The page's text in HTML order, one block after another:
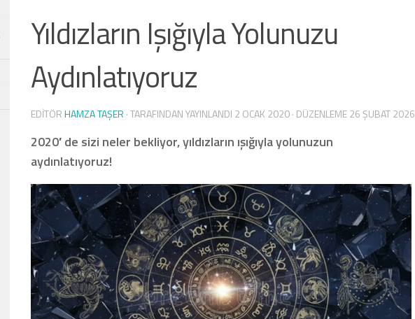
Yıldızların Işığıyla Yolunuzu
Aydınlatıyoruz
EDITÖRHAMZA TAŞER · TARAFINDAN YAYINLANDI 2 OCAK 2020· DÜZENLEME26 ŞUBAT 2026
2020′ de sizi neler bekliyor, yıldızların ışığıyla yolunuzun
aydınlatıyoruz!